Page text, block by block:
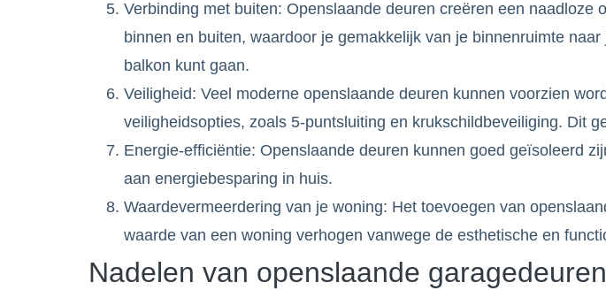
Verbinding met buiten: Openslaande deuren creëren een naadloze
binnen en buiten, waardoor je gemakkelijk van je binnenruimte
balkon kunt gaan.
Veiligheid: Veel moderne openslaande deuren kunnen voorzien
veiligheidsopties, zoals 5-puntsluiting en krukschildbeveiliging. Dit
Energie-efficiëntie: Openslaande deuren kunnen goed geïsoleerd
aan energiebesparing in huis.
Waardevermeerdering van je woning: Het toevoegen van
waarde van een woning verhogen vanwege de esthetische en
Nadelen van openslaande garagedeuren